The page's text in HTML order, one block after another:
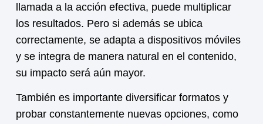
llamada a la acción efectiva, puede multiplicar
los resultados. Pero si además se ubica
correctamente, se adapta a dispositivos móviles
y se integra de manera natural en el contenido,
su impacto será aún mayor.
También es importante diversificar formatos y
probar constantemente nuevas opciones, como